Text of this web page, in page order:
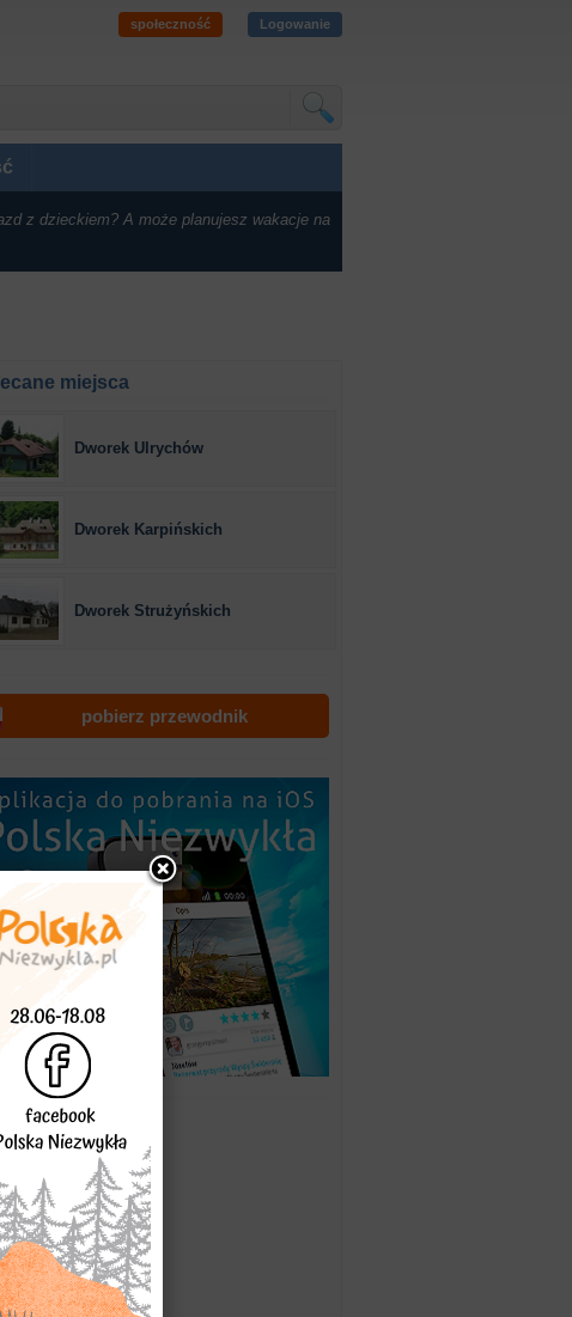
społeczność Logowanie
z dzieckiem? A może planujesz wakacje na
miejsca
Dworek Ulrychów
Dworek Karpińskich
Dworek Strużyńskich